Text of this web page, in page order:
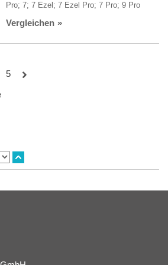
Pro; 7; 7 Ezel; 7 Ezel Pro; 7 Pro; 9 Pro
Vergleichen
5